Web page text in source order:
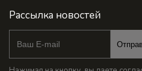
Рассылка новостей